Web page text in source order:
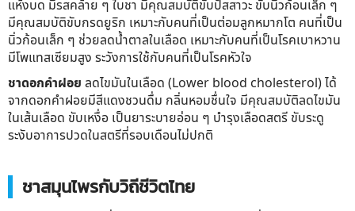
แห้งบด มีรสคล้าย ๆ ใบชา มีคุณสมบัติขับปัสสาวะ ขับนิ่วก้อนเล็ก ๆ
มีคุณสมบัติขับกรดยูริก เหมาะกับคนที่เป็นต่อมลูกหมากโต คนที่เป็น
นิ่วก้อนเล็ก ๆ ช่วยลดน้ำตาลในเลือด เหมาะกับคนที่เป็นโรคเบาหวาน
มีโพแทสเซียมสูง ระวังการใช้กับคนที่เป็นโรคหัวใจ
ชาดอกคำฝอย ลดไขมันในเลือด (Lower blood cholesterol) ได้
จากดอกคำฝอยมีสีแดงชวนดื่ม กลิ่นหอมชื่นใจ มีคุณสมบัติลดไขมัน
ในเส้นเลือด ขับเหงื่อ เป็นยาระบายอ่อน ๆ บำรุงเลือดสตรี ขับระดู
ระงับอาการปวดในสตรีที่รอบเดือนไม่ปกติ
ชาสมุนไพรกับวิถีชีวิตไทย